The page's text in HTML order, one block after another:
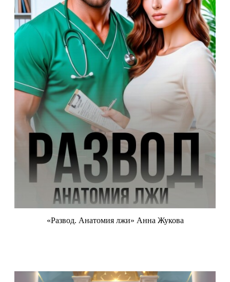
«Развод. Анатомия лжи» Анна Жукова